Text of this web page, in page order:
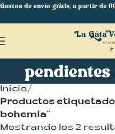
Inicio
Productos
bohemia”
Mostrando los 2
Gastos de envío gratis, a partir de